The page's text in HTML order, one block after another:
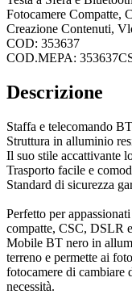
Fotocamere Compatte,
Creazione Contenuti,
COD: 353637
COD.MEPA:
Descrizione
Staffa e telecomando
Struttura in alluminio
Il suo stile accattivante
Trasporto facile e
Standard di sicurezza
Perfetto per
compatte, CSC, DSLR
Mobile BT nero in
terreno e permette ai
fotocamere di cambiare
necessità.